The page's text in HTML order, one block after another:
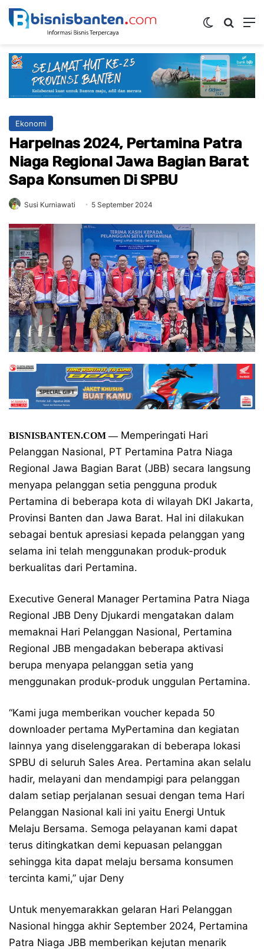
Switch skin
Ekonomi
Harpelnas 2024, Pertamina Patra
Niaga Regional Jawa Bagian Barat
Sapa Konsumen Di SPBU
Susi Kurniawati 5 September 2024
BISNISBANTEN.COM—Memperingati Hari
Pelanggan Nasional, PT Pertamina Patra Niaga
Regional Jawa Bagian Barat (JBB) secara langsung
menyapa pelanggan setia pengguna produk
Pertamina di beberapa kota di wilayah DKI Jakarta,
Provinsi Banten dan Jawa Barat. Hal ini dilakukan
sebagai bentuk apresiasi kepada pelanggan yang
selama ini telah menggunakan produk-produk
berkualitas dari Pertamina.
Executive General Manager Pertamina Patra Niaga
Regional JBB Deny Djukardi mengatakan dalam
memaknai Hari Pelanggan Nasional, Pertamina
Regional JBB mengadakan beberapa aktivasi
berupa menyapa pelanggan setia yang
menggunakan produk-produk unggulan Pertamina.
“Kami juga memberikan voucher kepada 50
downloader pertama MyPertamina dan kegiatan
lainnya yang diselenggarakan di beberapa lokasi
SPBU di seluruh Sales Area. Pertamina akan selalu
hadir, melayani dan mendampigi para pelanggan
dalam setiap perjalanan sesuai dengan tema Hari
Pelanggan Nasional kali ini yaitu Energi Untuk
Melaju Bersama. Semoga pelayanan kami dapat
terus ditingkatkan demi kepuasan pelanggan
sehingga kita dapat melaju bersama konsumen
tercinta kami,” ujar Deny
Untuk menyemarakkan gelaran Hari Pelanggan
Nasional hingga akhir September 2024, Pertamina
Patra Niaga JBB memberikan kejutan menarik